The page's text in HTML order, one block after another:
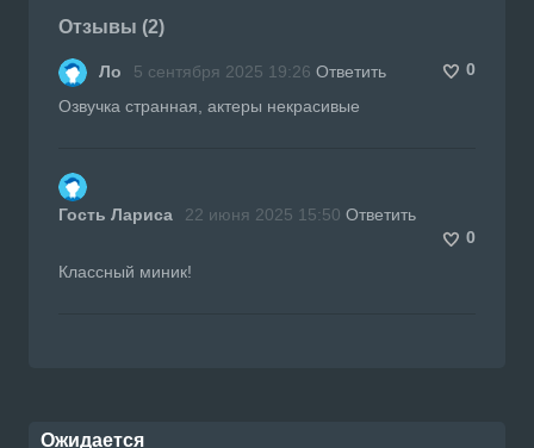
Отзывы (2)
Ло 5 сентября 2025 19:26 Ответить
0
Озвучка странная, актеры некрасивые
Гость Лариса 22 июня 2025 15:50 Ответить
0
Классный миник!
Ожидается